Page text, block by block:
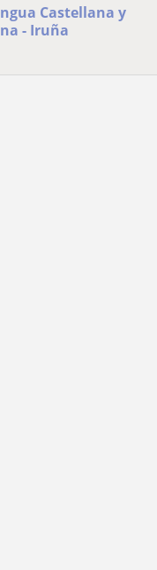
Castellana y
- Iruña